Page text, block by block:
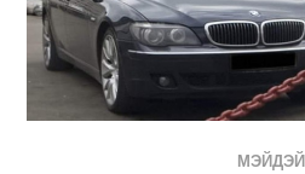
МЭЙДЭЙ